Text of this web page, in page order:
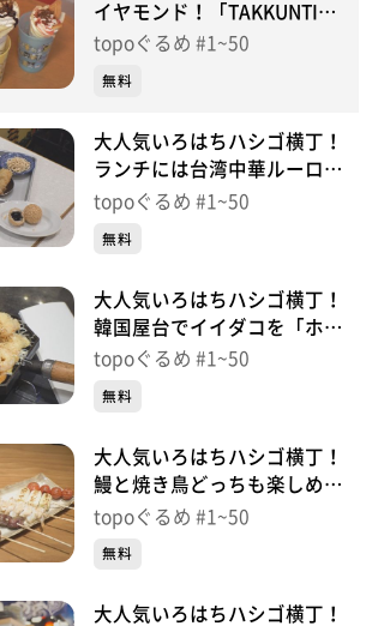
イヤモンド！「TAKKUNTI-
たっくんち-」（塩竈市尾島
topoぐるめ #1~50
無料
大人気いろはちハシゴ横丁！
ランチには台湾中華ルーロー
飯「台中香」（宮城野区榴
topoぐるめ #1~50
無料
大人気いろはちハシゴ横丁！
韓国屋台でイイダコを「ホン
デポチャ」（宮城野区榴岡）
topoぐるめ #1~50
無料
大人気いろはちハシゴ横丁！
鰻と焼き鳥どっちも楽しめる
「つね吉」（宮城野区榴岡）
topoぐるめ #1~50
無料
大人気いろはちハシゴ横丁！